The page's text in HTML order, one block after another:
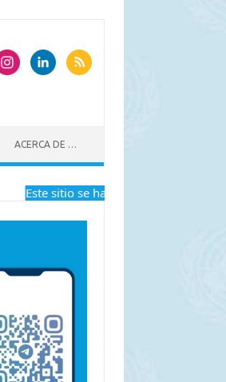
ACERCA DE …
Este sitio se ha dejado de actualizar a